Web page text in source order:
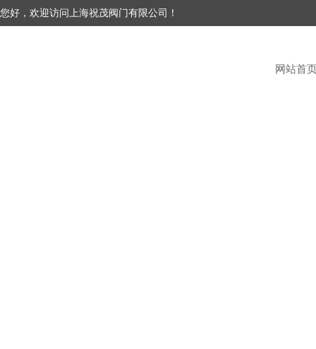
您好，欢迎访问上海祝茂阀门有限公司！
网站首